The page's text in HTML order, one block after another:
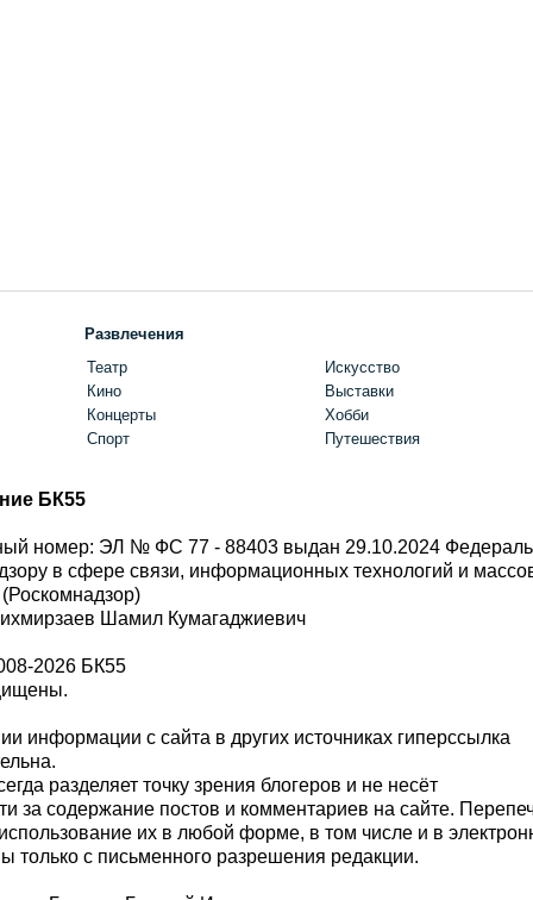
Развлечения
Театр
Кино
Концерты
Спорт
Искусство
Выставки
Хобби
Путешествия
БК55
номер: ЭЛ № ФС 77 - 88403 выдан 29.10.2024
в сфере связи, информационных технологий и
Шамил Кумагаджиевич
2026 БК55
информации с сайта в других источниках гиперссылка
разделяет точку зрения блогеров и не несёт
за содержание постов и комментариев на сайте.
их в любой форме, в том числе и в
с письменного разрешения редакции.